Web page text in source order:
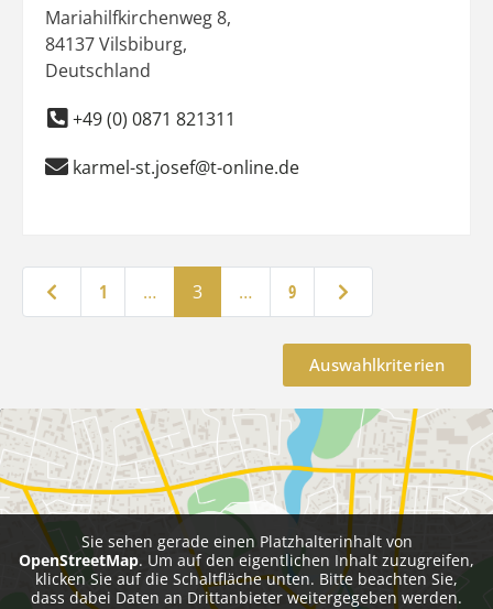
Mariahilfkirchenweg 8,
84137Vilsbiburg,
Deutschland
+49 (0) 0871 821311
karmel-st.josef@t-online.de
Neuere Beiträge
1 … 3 … 9 Ältere Beiträge
Auswahlkriterien
Sie sehen gerade einen Platzhalterinhalt von
OpenStreetMap. Um auf den eigentlichen Inhalt zuzugreifen,
klicken Sie auf die Schaltfläche unten. Bitte beachten Sie,
dass dabei Daten an Drittanbieter weitergegeben werden.